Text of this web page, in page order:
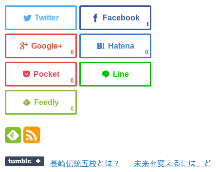
0 0
0
0
長崎伝統五校とは？
未来を変えるには、ど